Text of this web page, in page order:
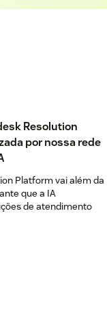
Resolution
por nossa rede
Platform vai além da
que a IA
de atendimento